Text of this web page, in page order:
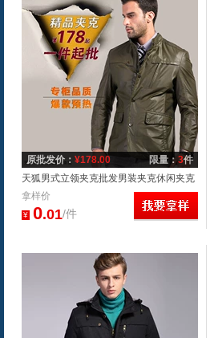
原批发价： ¥178.00 限量： 3件
天狐男式立领夹克批发男装夹克休闲夹克
外套厂家直销品质新款夹克
拿样价
¥ 0.01/件